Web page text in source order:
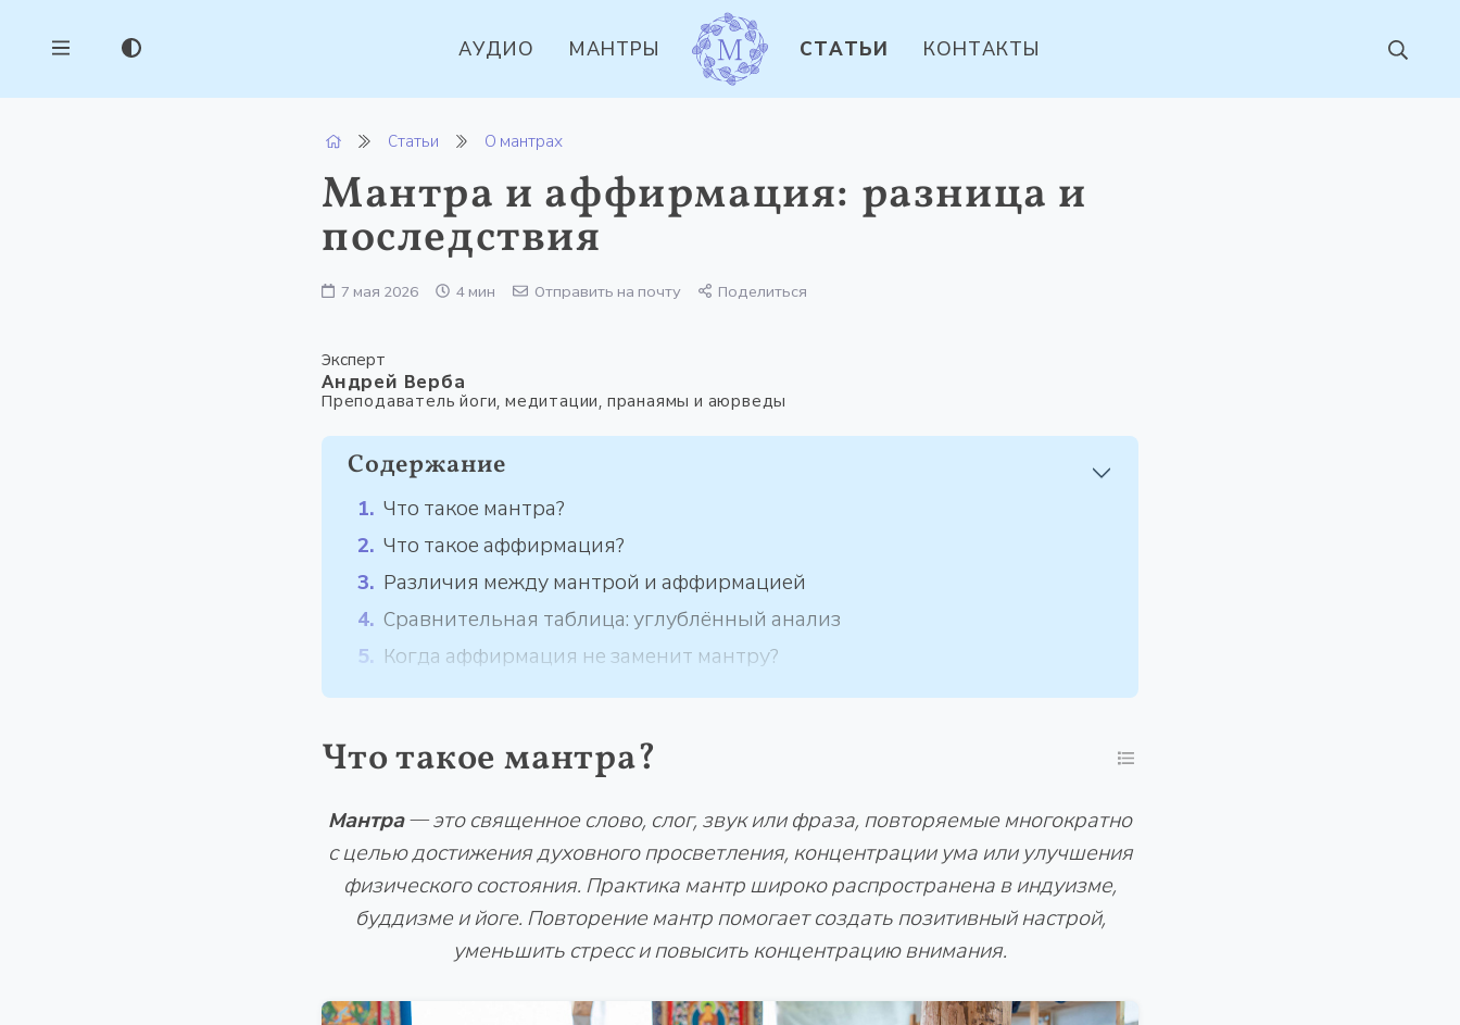
АУДИО МАНТРЫ СТАТЬИ КОНТАКТЫ
Статьи О мантрах
Мантра и аффирмация: разница и
последствия
7 мая 2026 4 мин Отправить на почту Поделиться
Эксперт
Андрей Верба
Преподаватель йоги, медитации, пранаямы и аюрведы
Содержание
Что такое мантра?
Что такое аффирмация?
Различия между мантрой и аффирмацией
Сравнительная таблица: углублённый анализ
Когда аффирмация не заменит мантру?
Что такое мантра?
Мантра— это священное слово, слог, звук или фраза, повторяемые многократно
с целью достижения духовного просветления, концентрации ума или улучшения
физического состояния. Практика мантр широко распространена в индуизме,
буддизме и йоге. Повторение мантр помогает создать позитивный настрой,
уменьшить стресс и повысить концентрацию внимания.